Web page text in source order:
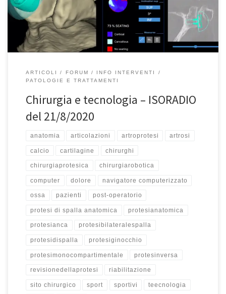
protesica. I chirurghi da sempre cercano modalità più sicure per
affrontare gli interventi e quindi […]
ARTICOLI FORUM
INFO INTERVENTI
PATOLOGIE E TRATTAMENTI
Chirurgia e tecnologia – ISORADIO
del 21/8/2020
anatomia articolazioni artroprotesi artrosi
calcio cartilagine chirurghi
chirurgiaprotesica chirurgiarobotica
computer dolore navigatore computerizzato
ossa pazienti post-operatorio
protesi di spalla anatomica protesianatomica
protesianca protesibilateralespalla
protesidispalla protesiginocchio
protesimonocompartimentale protesinversa
revisionedellaprotesi riabilitazione
sito chirurgico sport sportivi teecnologia